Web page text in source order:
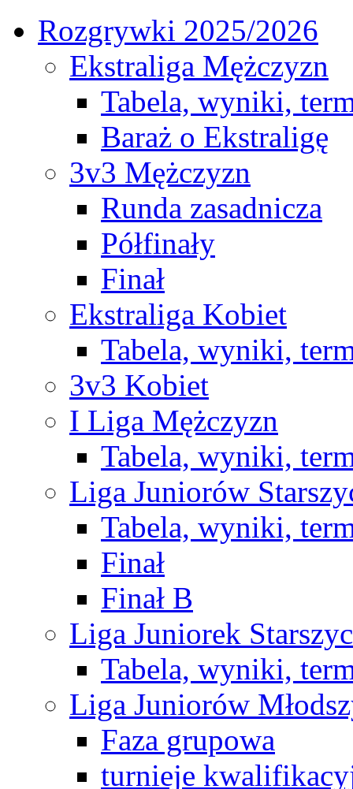
Rozgrywki 2025/2026
Ekstraliga Mężczyzn
Tabela, wyniki,
Baraż o Ekstraligę
3v3 Mężczyzn
Runda zasadnicza
Półfinały
Finał
Ekstraliga Kobiet
Tabela, wyniki,
3v3 Kobiet
I Liga Mężczyzn
Tabela, wyniki,
Liga Juniorów
Tabela, wyniki,
Finał
Finał B
Liga Juniorek
Tabela, wyniki,
Liga Juniorów
Faza grupowa
turnieje